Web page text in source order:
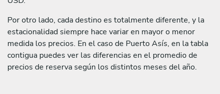
Por otro lado, cada destino es totalmente diferente, y la
estacionalidad siempre hace variar en mayor o menor
medida los precios. En el caso de Puerto Asís, en la tabla
contigua puedes ver las diferencias en el promedio de
precios de reserva según los distintos meses del año.